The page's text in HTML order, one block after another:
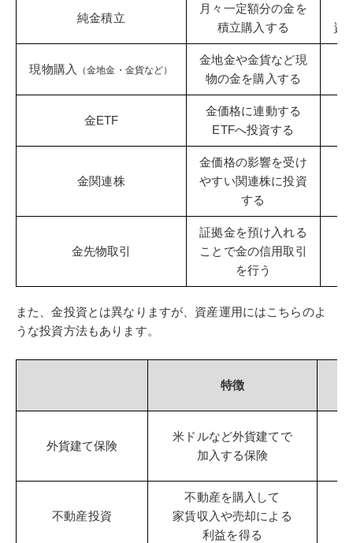
純金積立
月々一定額分の金を
積立購入する
資
現物購入 （金地金・金貨など）
金地金や金貨など現
物の金を購入する
金ETF
金価格に連動する
ETFへ投資する
金関連株
金価格の影響を受け
やすい関連株に投資
する
金先物取引
証拠金を預け入れる
ことで金の信用取引
を行う
また、金投資とは異なりますが、資産運用にはこちらのよ
うな投資方法もあります。
特徴
外貨建て保険
米ドルなど外貨建てで
加入する保険
不動産投資
不動産を購入して
家賃収入や売却による
利益を得る